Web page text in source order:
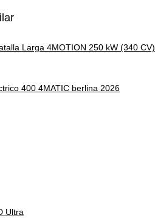
Larga 4MOTION 250 kW (340 CV)
400 4MATIC berlina 2026
Ultra